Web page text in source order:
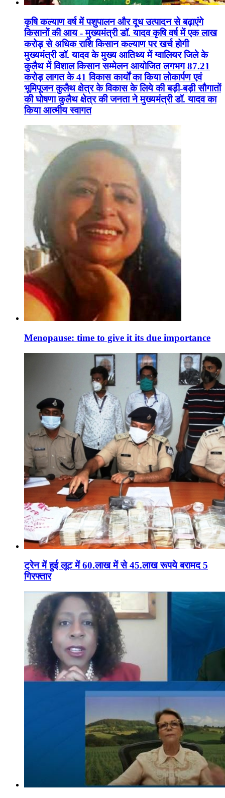
कृषि कल्याण वर्ष में पशुपालन और दूध उत्पादन से बढ़ाएंगे
किसानों की आय - मुख्यमंत्री डॉ. यादव कृषि वर्ष में एक लाख
करोड़ से अधिक राशि किसान कल्याण पर खर्च होगी
मुख्यमंत्री डॉ. यादव के मुख्य आतिथ्य में ग्वालियर जिले के
कुलैथ में विशाल किसान सम्मेलन आयोजित लगभग 87.21
करोड़ लागत के 41 विकास कार्यों का किया लोकार्पण एवं
भूमिपूजन कुलैथ क्षेत्र के विकास के लिये की बड़ी-बड़ी सौगातों
की घोषणा कुलैथ क्षेत्र की जनता ने मुख्यमंत्री डॉ. यादव का
किया आत्मीय स्वागत
Menopause: time to give it its due importance
ट्रेन में हुई लूट में 60.लाख में से 45.लाख रूपये बरामद 5
गिरफ्तार